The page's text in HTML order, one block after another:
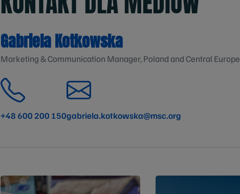
Gabriela Kotkowska
Marketing & Communication Manager, Poland and Central Europe
+48 600 200 150gabriela.kotkowska@msc.org